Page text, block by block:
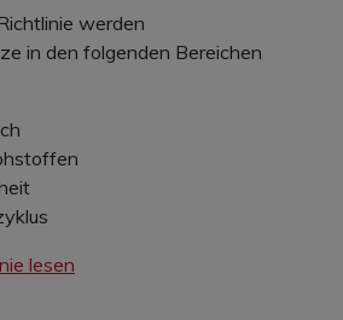
werden
in den folgenden Bereichen
lesen